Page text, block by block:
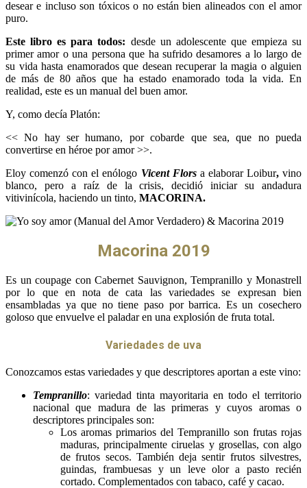
desear e incluso son tóxicos o no están bien alineados con el amor
puro.
Este libro es para todos: desde un adolescente que empieza su
primer amor o una persona que ha sufrido desamores a lo largo de
su vida hasta enamorados que desean recuperar la magia o alguien
de más de 80 años que ha estado enamorado toda la vida. En
realidad, este es un manual del buen amor.
Y, como decía Platón:
<< No hay ser humano, por cobarde que sea, que no pueda
convertirse en héroe por amor >>.
Eloy comenzó con el enólogo Vicent Florsa elaborar Loibur,vino
blanco, pero a raíz de la crisis, decidió iniciar su andadura
vitivinícola, haciendo un tinto, MACORINA.
Macorina 2019
Es un coupage con Cabernet Sauvignon, Tempranillo y Monastrell
por lo que en nota de cata las variedades se expresan bien
ensambladas ya que no tiene paso por barrica. Es un cosechero
goloso que envuelve el paladar en una explosión de fruta total.
Variedades de uva
Conozcamos estas variedades y que descriptores aportan a este vino:
Tempranillo: variedad tinta mayoritaria en todo el territorio
nacional que madura de las primeras y cuyos aromas o
descriptores principales son:
Los aromas primarios del Tempranillo son frutas rojas
maduras, principalmente ciruelas y grosellas, con algo
de frutos secos. También deja sentir frutos silvestres,
guindas, frambuesas y un leve olor a pasto recién
cortado. Complementados con tabaco, café y cacao.